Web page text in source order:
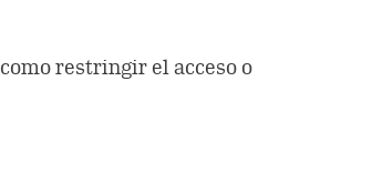
restringir el acceso o